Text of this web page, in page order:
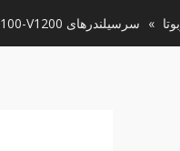
» سرسیلندرهای V1100-V1200 برای موتورهای Kubota مناسب هستند